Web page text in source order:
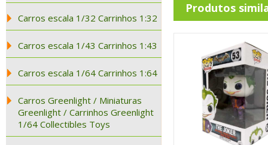
Carros escala 1/32 Carrinhos 1:32
Carros escala 1/43 Carrinhos 1:43
Carros escala 1/64 Carrinhos 1:64
Carros Greenlight / Miniaturas
Greenlight / Carrinhos Greenlight
1/64 Collectibles Toys
Produtos